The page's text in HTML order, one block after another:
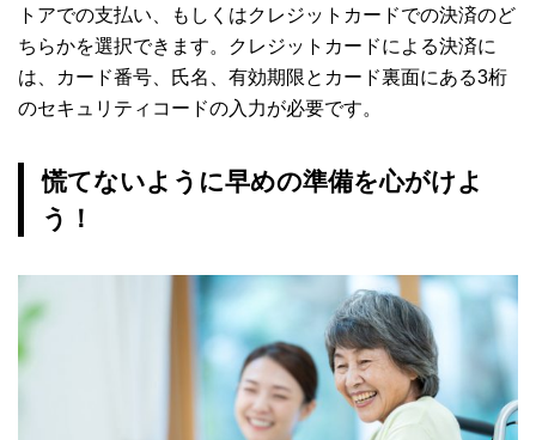
トアでの支払い、もしくはクレジットカードでの決済のど
ちらかを選択できます。クレジットカードによる決済に
は、カード番号、氏名、有効期限とカード裏面にある3桁
のセキュリティコードの入力が必要です。
慌てないように早めの準備を心がけよ
う！